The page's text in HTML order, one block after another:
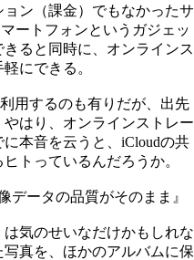
ン（課金）でもなかったサ
ートフォンというガジェッ
ると同時に、オンラインス
にできる。
用するのも有りだが、出先
はり、オンラインストレー
本音を云うと、iCloudの共
トっているんだろうか。
データの品質がそのまま』
気のせいなだけかもしれな
真を、ほかのアルバムに保